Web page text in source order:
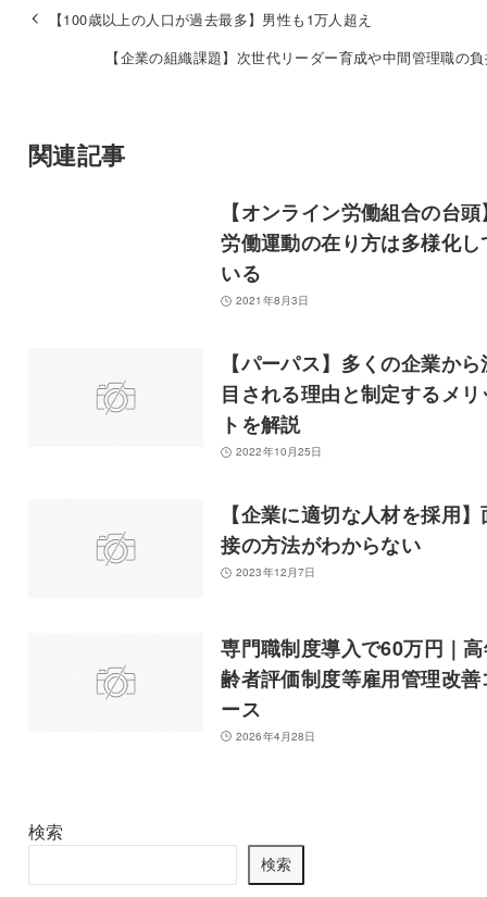
【100歳以上の人口が過去最多】男性も1万人超え
【企業の組織課題】次世代リーダー育成や中間管理職の
関連記事
【オンライン労働組合の台頭
労働運動の在り方は多様化し
いる
2021年8月3日
【パーパス】多くの企業から
目される理由と制定するメリ
トを解説
2022年10月25日
【企業に適切な人材を採用】
接の方法がわからない
2023年12月7日
専門職制度導入で60万円｜
齢者評価制度等雇用管理改善
ース
2026年4月28日
検索
検索